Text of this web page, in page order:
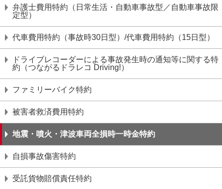
弁護⼠費⽤特約（日常生活・自動車事故型／自動車事故限
定型）
代車費用特約（事故時30日型）/代車費用特約（15日型）
ドライブレコーダーによる事故発⽣時の通知等に関する特
約（つながるドラレコ Driving!）
ファミリーバイク特約
被害者救済費⽤特約
地震・噴⽕・津波⾞両全損時⼀時⾦特約
⾃損事故傷害特約
受託貨物賠償責任特約